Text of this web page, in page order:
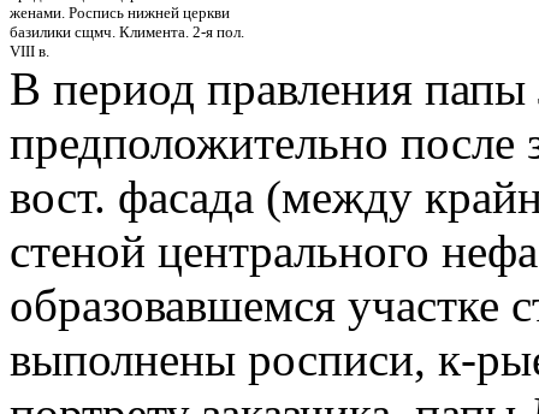
женами. Роспись нижней церкви
базилики сщмч. Климента. 2-я пол.
VIII в.
В период правления
предположительно после
вост. фасада (между
стеной центрального
образовавшемся участке
выполнены росписи, к-